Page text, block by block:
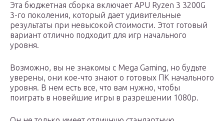
Эта бюджетная сборка включает APU Ryzen 3 3200G
3-го поколения, который дает удивительные
результаты при невысокой стоимости. Этот готовый
вариант отлично подходит для игр начального
уровня.
Возможно, вы не знакомы с Mega Gaming, но будьте
уверены, они кое-что знают о готовых ПК начального
уровня. В нем есть все, что вам нужно, чтобы
поиграть в новейшие игры в разрешении 1080p.